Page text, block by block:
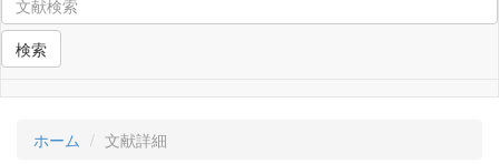
検索
ホーム 文献詳細